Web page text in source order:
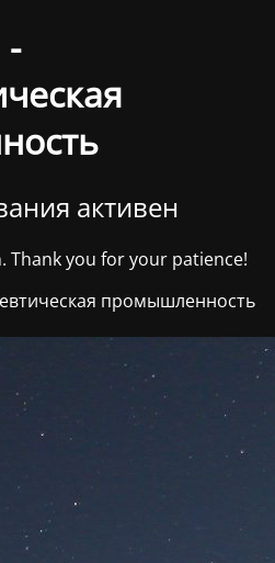
активен
Thank you for your patience!
промышленность